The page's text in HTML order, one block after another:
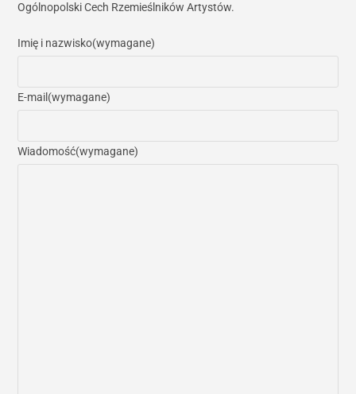
Ogólnopolski Cech Rzemieślników Artystów.
Imię i nazwisko(wymagane)
E-mail (wymagane)
Wiadomość(wymagane)